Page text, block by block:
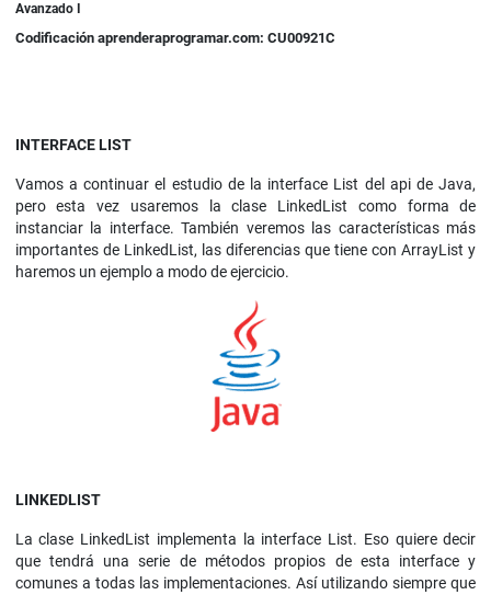
Avanzado I
Codificación aprenderaprogramar.com: CU00921C
INTERFACE LIST
Vamos a continuar el estudio de la interface List del api de Java,
pero esta vez usaremos la clase LinkedList como forma de
instanciar la interface. También veremos las características más
importantes de LinkedList, las diferencias que tiene con ArrayList y
haremos un ejemplo a modo de ejercicio.
LINKEDLIST
La clase LinkedList implementa la interface List. Eso quiere decir
que tendrá una serie de métodos propios de esta interface y
comunes a todas las implementaciones. Así utilizando siempre que